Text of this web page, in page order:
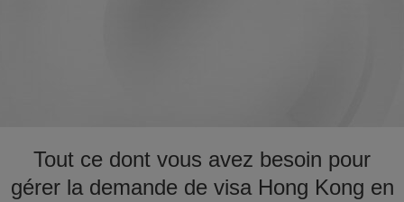
Tout ce dont vous avez besoin pour
gérer la demande de visa Hong Kong en